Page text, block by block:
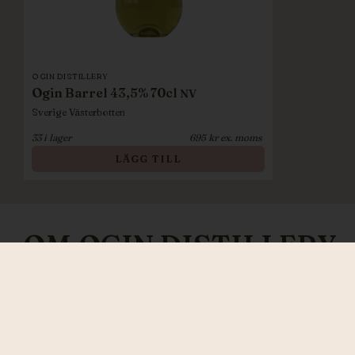
OGIN DISTILLERY
Ogin Barrel 43,5% 70cl NV
Sverige Västerbotten
33 i lager 695 kr ex. moms
LÄGG TILL
OM OGIN DISTILLERY